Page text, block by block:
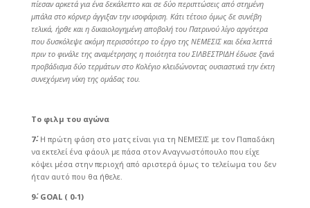
πίεσαν αρκετά για ένα δεκάλεπτο και σε δύο περιπτώσεις από στημένη
μπάλα στο κόρνερ άγγιξαν την ισοφάριση. Κάτι τέτοιο όμως δε συνέβη
τελικά, ήρθε και η δικαιολογημένη αποβολή του Πατρινού λίγο αργότερα
που δυσκόλεψε ακόμη περισσότερο το έργο της ΝΕΜΕΣΙΣ και δέκα λεπτά
πριν το φινάλε της αναμέτρησης η ποιότητα του ΣΙΛΒΕΣΤΡΙΔΗ έδωσε ξανά
προβάδισμα δύο τερμάτων στο Κολέγιο κλειδώνοντας ουσιαστικά την έκτη
συνεχόμενη νίκη της ομάδας του.
Το φιλμ του αγώνα
7΄- Η πρώτη φάση στο ματς είναι για τη ΝΕΜΕΣΙΣ με τον Παπαδάκη
να εκτελεί ένα φάουλ με πάσα στον Αναγνωστόπουλο που είχε
κόψει μέσα στην περιοχή από αριστερά όμως το τελείωμα του δεν
ήταν αυτό που θα ήθελε.
9΄- GOAL( 0-1)